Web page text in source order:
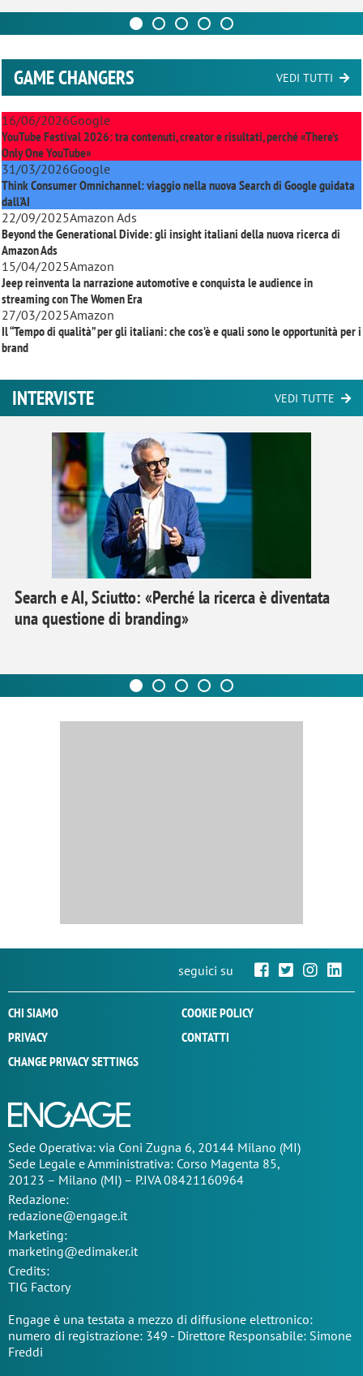
GAME CHANGERS VEDI TUTTI
16/06/2026Google
YouTube Festival 2026: tra contenuti, creator e risultati, perché «There’s
Only One YouTube»
31/03/2026Google
Think Consumer Omnichannel: viaggio nella nuova Search di Google guidata
dall'AI
22/09/2025Amazon Ads
Beyond the Generational Divide: gli insight italiani della nuova ricerca di
Amazon Ads
15/04/2025Amazon
Jeep reinventa la narrazione automotive e conquista le audience in
streaming conThe Women Era
27/03/2025Amazon
Il “Tempo di qualità” per gli italiani: che cos’è e quali sono le opportunità per i
brand
INTERVISTE VEDI TUTTE
Search e AI, Sciutto: «Perché la ricerca è diventata
una questione di branding»
seguici su
CHI SIAMO
COOKIE POLICY
PRIVACY
CONTATTI
CHANGE PRIVACY SETTINGS
Sede Operativa: via Coni Zugna 6, 20144 Milano (MI)
Sede Legale e Amministrativa: Corso Magenta 85,
20123 – Milano (MI) – P.IVA 08421160964
Redazione:
redazione@engage.it
Marketing:
marketing@edimaker.it
Credits:
TIG Factory
Engage è una testata a mezzo di diffusione elettronico:
numero di registrazione: 349 - Direttore Responsabile: Simone
Freddi